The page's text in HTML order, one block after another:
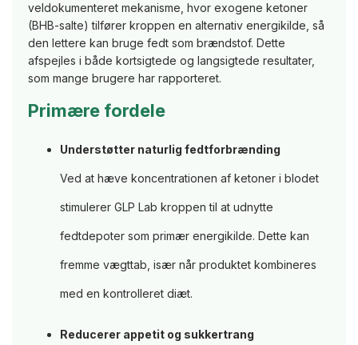
veldokumenteret mekanisme, hvor exogene ketoner
(BHB-salte) tilfører kroppen en alternativ energikilde, så
den lettere kan bruge fedt som brændstof. Dette
afspejles i både kortsigtede og langsigtede resultater,
som mange brugere har rapporteret.
Primære fordele
Understøtter naturlig fedtforbrænding
Ved at hæve koncentrationen af ketoner i blodet
stimulerer GLP Lab kroppen til at udnytte
fedtdepoter som primær energikilde. Dette kan
fremme vægttab, især når produktet kombineres
med en kontrolleret diæt.
Reducerer appetit og sukkertrang